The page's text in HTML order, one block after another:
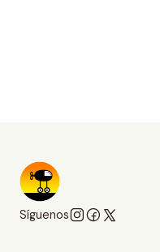
Síguenos